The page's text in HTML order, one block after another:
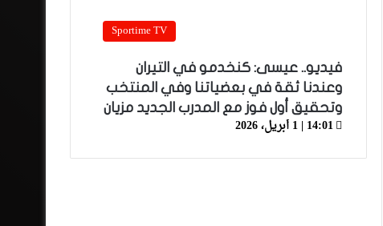
Sportime TV
فيديو.. عيسى: كنخدمو في التيران
وعندنا ثقة في بعضياتنا وفي المنتخب
وتحقيق أول فوز مع المدرب الجديد مزيان
14:01 | 1 أبريل، 2026